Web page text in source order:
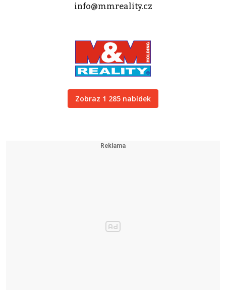
info@mmreality.cz
Zobraz 1 285 nabídek